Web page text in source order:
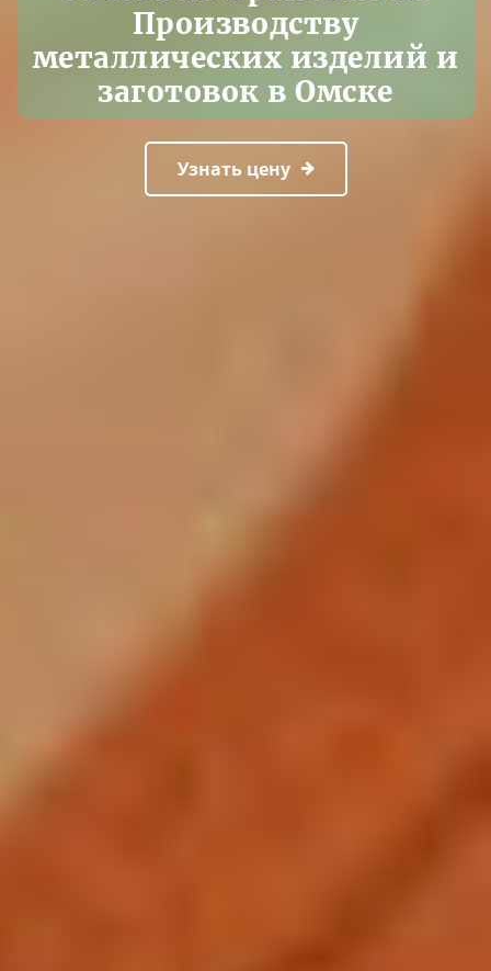
Производству
металлических изделий и
заготовок в Омске
Узнать цену